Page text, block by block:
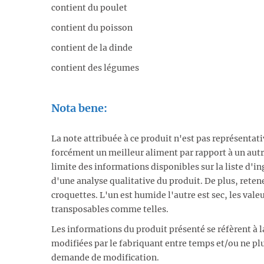
contient du poulet
contient du poisson
contient de la dinde
contient des légumes
Nota bene:
La note attribuée à ce produit n'est pas
forcément un meilleur aliment par rapport à un
limite des informations disponibles sur la liste
d'une analyse qualitative du produit. De plus,
croquettes. L'un est humide l'autre est sec, les
transposables comme telles.
Les informations du produit présenté se réfèrent à
modifiées par le fabriquant entre temps et/ou ne
demande de modification.